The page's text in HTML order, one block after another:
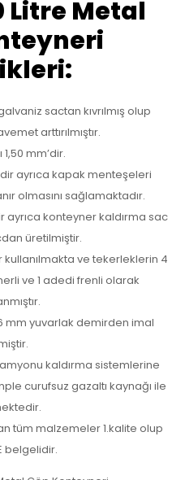
Litre Metal
sactan kıvrılmış olup
arttırılmıştır.
1,50 mm’dir.
ayrıca kapak menteşeleri
olmasını sağlamaktadır.
ayrıca konteyner kaldırma sac
üretilmiştir.
kullanılmakta ve tekerleklerin 4
ve 1 adedi frenli olarak
mm yuvarlak demirden imal
kaldırma sistemlerine
curufsuz gazaltı kaynağı ile
tüm malzemeler 1.kalite olup
belgelidir.​